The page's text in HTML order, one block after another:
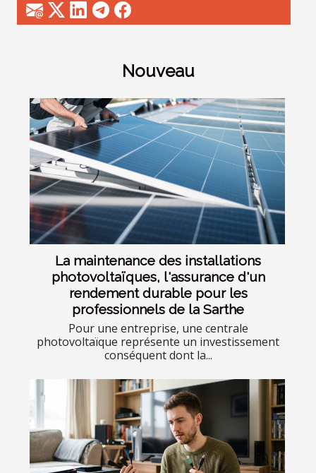
Nouveau
La maintenance des installations
photovoltaïques, l'assurance d'un
rendement durable pour les
professionnels de la Sarthe
Pour une entreprise, une centrale
photovoltaïque représente un investissement
conséquent dont la...